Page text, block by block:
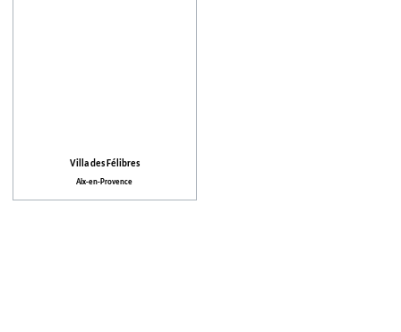
Villa des Félibres
Aix-en-Provence